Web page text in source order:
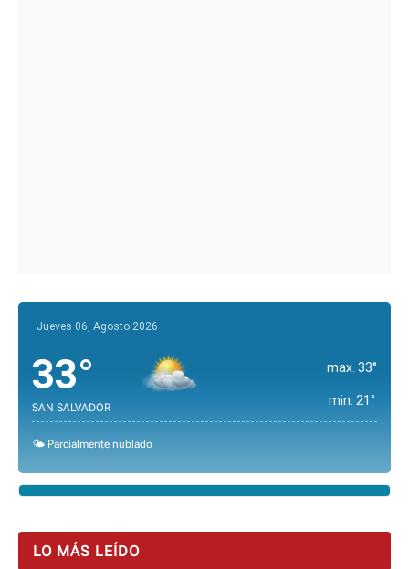
Jueves 06, Agosto 2026
33°
SAN SALVADOR
max. 33°
min. 21°
🌤️ Parcialmente nublado
LO MÁS LEÍDO